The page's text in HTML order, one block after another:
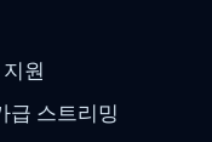
원
급 스트리밍